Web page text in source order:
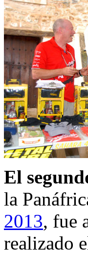
El
la
2013, fue
realizado